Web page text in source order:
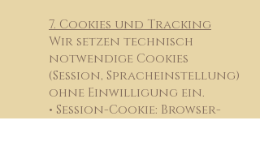
7. Cookies und Tracking
Wir setzen technisch
notwendige Cookies
(Session, Spracheinstellung)
ohne Einwilligung ein.
• Session-Cookie: Browser-